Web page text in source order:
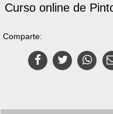
Curso online de
Comparte: